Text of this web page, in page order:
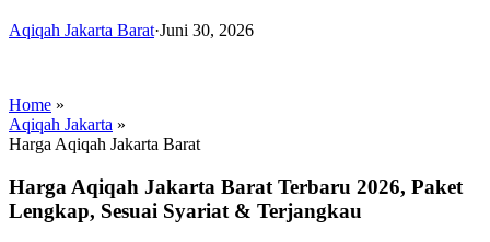
Aqiqah Jakarta Barat·Juni 30, 2026
Home »
Aqiqah Jakarta »
Harga Aqiqah Jakarta Barat
Harga Aqiqah Jakarta Barat Terbaru 2026, Paket
Lengkap, Sesuai Syariat & Terjangkau